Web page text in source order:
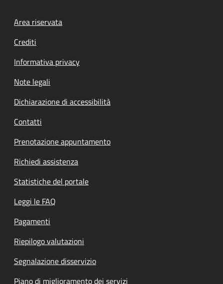
Footer menu
Area riservata
Crediti
Informativa privacy
Note legali
Dichiarazione di accessibilità
Contatti
Prenotazione appuntamento
Richiedi assistenza
Statistiche del portale
Leggi le FAQ
Pagamenti
Riepilogo valutazioni
Segnalazione disservizio
Piano di miglioramento dei servizi